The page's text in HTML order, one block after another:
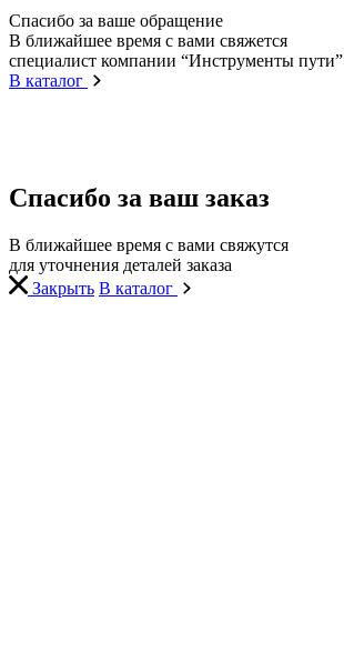
Спасибо за ваше обращение
В ближайшее время с вами свяжется
специалист компании “Инструменты пути”
В каталог
Спасибо за ваш заказ
В ближайшее время с вами свяжутся
для уточнения деталей заказа
Закрыть В каталог